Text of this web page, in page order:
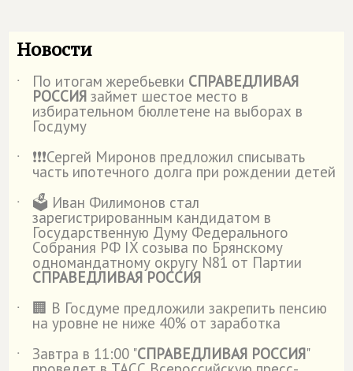
Новости
˙ По итогам жеребьевки СПРАВЕДЛИВАЯ
РОССИЯ займет шестое место в
избирательном бюллетене на выборах в
Госдуму
˙
❗️❗️❗️Сергей Миронов предложил списывать
часть ипотечного долга при рождении детей
˙
🗳️ Иван Филимонов стал
зарегистрированным кандидатом в
Государственную Думу Федерального
Собрания РФ IX созыва по Брянскому
одномандатному округу N81 от Партии
СПРАВЕДЛИВАЯ РОССИЯ
˙
🏢 В Госдуме предложили закрепить пенсию
на уровне не ниже 40% от заработка
˙
Завтра в 11:00 "СПРАВЕДЛИВАЯ РОССИЯ"